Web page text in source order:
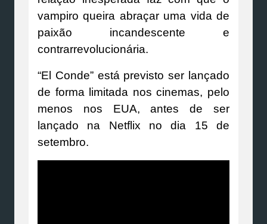
vampiro queira abraçar uma vida de
paixão incandescente e
contrarrevolucionária.
“El Conde” está previsto ser lançado
de forma limitada nos cinemas, pelo
menos nos EUA, antes de ser
lançado na Netflix no dia 15 de
setembro.